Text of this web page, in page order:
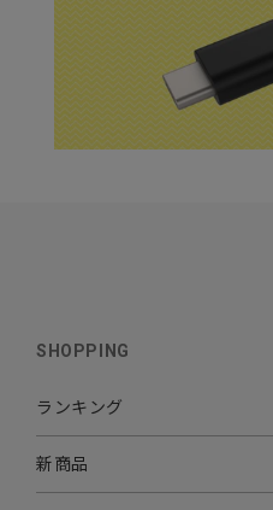
SHOPPING
ランキング
新商品